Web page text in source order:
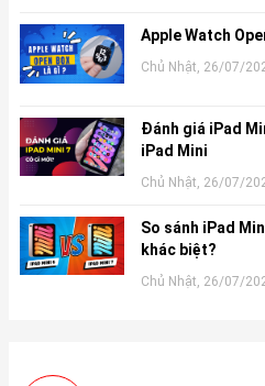
Apple Watch
Chủ Nhật, 26/07/
Đánh giá iPad
iPad Mini
Chủ Nhật, 26/07/
So sánh iPad
khác biệt?
Chủ Nhật, 26/07/